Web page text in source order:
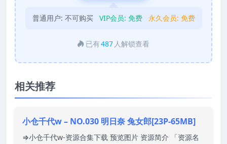
普通用户: 不可购买 VIP会员: 免费 永久会员: 免费
已有487 人解锁查看
相关推荐
小仓千代w – NO.030 明日奈 兔女郎[23P-65MB]
⇒小仓千代w-资源合集下载 预览图片 资源简介 「资源名